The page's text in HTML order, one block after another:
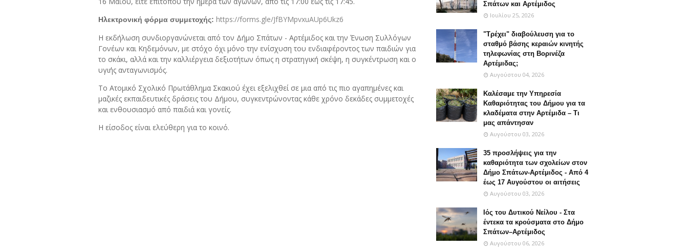
Ηλεκτρονική φόρμα συμμετοχής: https://forms.gle/JfBYMpvxuAUp6Ukz6
Η εκδήλωση συνδιοργανώνεται από τον Δήμο Σπάτων - Αρτέμιδος καιτην Ένωση Συλλόγων
Γονέων και Κηδεμόνων, με στόχο όχιμόνο την ενίσχυση του ενδιαφέροντος των παιδιών για
το σκάκι, αλλά καιτην καλλιέργεια δεξιοτήτων όπως η στρατηγική σκέψη, η συγκέντρωση και ο
υγιής ανταγωνισμός.
Το Ατομικό Σχολικό Πρωτάθλημα Σκακιού έχει εξελιχθεί σε μια από τις πιο αγαπημένες και
μαζικές εκπαιδευτικές δράσεις του Δήμου, συγκεντρώνοντας κάθε χρόνο δεκάδες συμμετοχές
και ενθουσιασμό από παιδιά καιγονείς.
Η είσοδος είναι ελεύθερη για το κοινό.
Σπάτων και Αρτέμιδος
Ιουλίου 25, 2026
"Τρέχει" διαβούλευση για τo
σταθμό βάσης κεραιών κινητής
τηλεφωνίας στη Βορινέζα
Αρτέμιδας;
Αυγούστου 04, 2026
Καλέσαμε την Υπηρεσία
Καθαριότητας του Δήμου για τα
κλαδέματα στην Αρτέμιδα – Τι
μας απάντησαν
Αυγούστου 03, 2026
35 προσλήψεις για την
καθαριότητα των σχολείων στον
Δήμο Σπάτων-Αρτέμιδος - Από 4
έως 17 Αυγούστου οι αιτήσεις
Αυγούστου 03, 2026
Ιός του Δυτικού Νείλου - Στα
έντεκα τα κρούσματα στο Δήμο
Σπάτων–Αρτέμιδος
Αυγούστου 06, 2026